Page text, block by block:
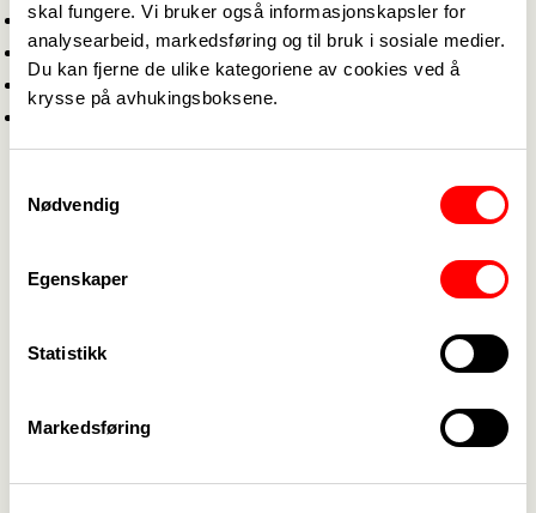
skal fungere. Vi bruker også informasjonskapsler for
analysearbeid, markedsføring og til bruk i sosiale medier.
Du kan fjerne de ulike kategoriene av cookies ved å
krysse på avhukingsboksene.
Nødvendig
Egenskaper
Statistikk
Markedsføring
Regnskap
Budsjett / handlingsplan
Innkomne saker
Frist for innsending av saker er 09. januar -25
Påmelding til tlf.nr